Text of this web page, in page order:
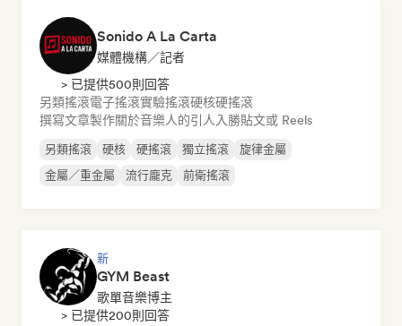
Sonido A La Carta
媒體機構／記者
> 已提供500則回答
另類搖滾電子搖滾實驗搖滾硬核硬搖滾
撰寫文章製作關於音樂人的引人入勝貼文或 Reels
另類搖滾 硬核 硬搖滾 獨立搖滾
旋律金屬
金屬／重金屬
流行龐克 前衛搖滾
新
GYM Beast
歌單音樂博主
> 已提供200則回答